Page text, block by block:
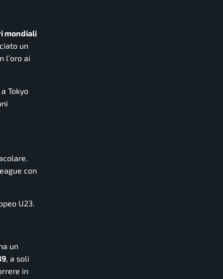
mondiali
un
l’oro ai
Tokyo
con
U23.
un
, a soli
in